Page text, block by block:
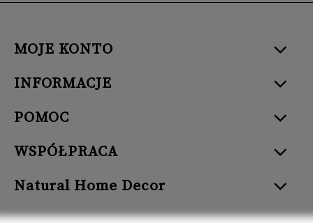
MOJE KONTO
INFORMACJE
POMOC
WSPÓŁPRACA
Natural Home Decor